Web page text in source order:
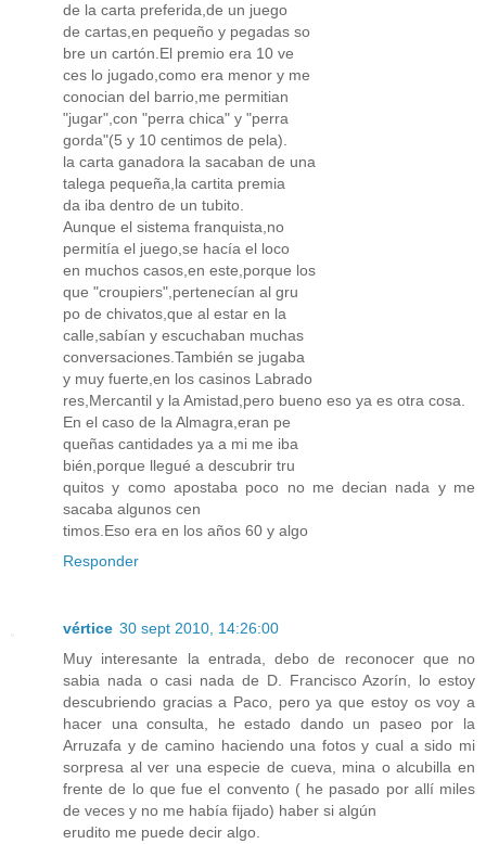
de la carta preferida,de un juego
de cartas,en pequeño y pegadas so
bre un cartón.El premio era 10 ve
ces lo jugado,como era menor y me
conocian del barrio,me permitian
"jugar",con "perra chica" y "perra
gorda"(5 y 10 centimos de pela).
la carta ganadora la sacaban de una
talega pequeña,la cartita premia
da iba dentro de un tubito.
Aunque el sistema franquista,no
permitía el juego,se hacía el loco
en muchos casos,en este,porque los
que "croupiers",pertenecían al gru
po de chivatos,que al estar en la
calle,sabían y escuchaban muchas
conversaciones.También se jugaba
y muy fuerte,en los casinos Labrado
res,Mercantil y la Amistad,pero bueno eso ya es otra cosa.
En el caso de la Almagra,eran pe
queñas cantidades ya a mi me iba
bién,porque llegué a descubrir tru
quitos y como apostaba poco no me decian nada y me
sacaba algunos cen
timos.Eso era en los años 60 y algo
Responder
vértice 30 sept 2010, 14:26:00
Muy interesante la entrada, debo de reconocer que no
sabia nada o casi nada de D. Francisco Azorín, lo estoy
descubriendo gracias a Paco, pero ya que estoy os voy a
hacer una consulta, he estado dando un paseo por la
Arruzafa y de camino haciendo una fotos y cual a sido mi
sorpresa al ver una especie de cueva, mina o alcubilla en
frente de lo que fue el convento ( he pasado por allí miles
de veces y no me había fijado) haber si algún
erudito me puede decir algo.